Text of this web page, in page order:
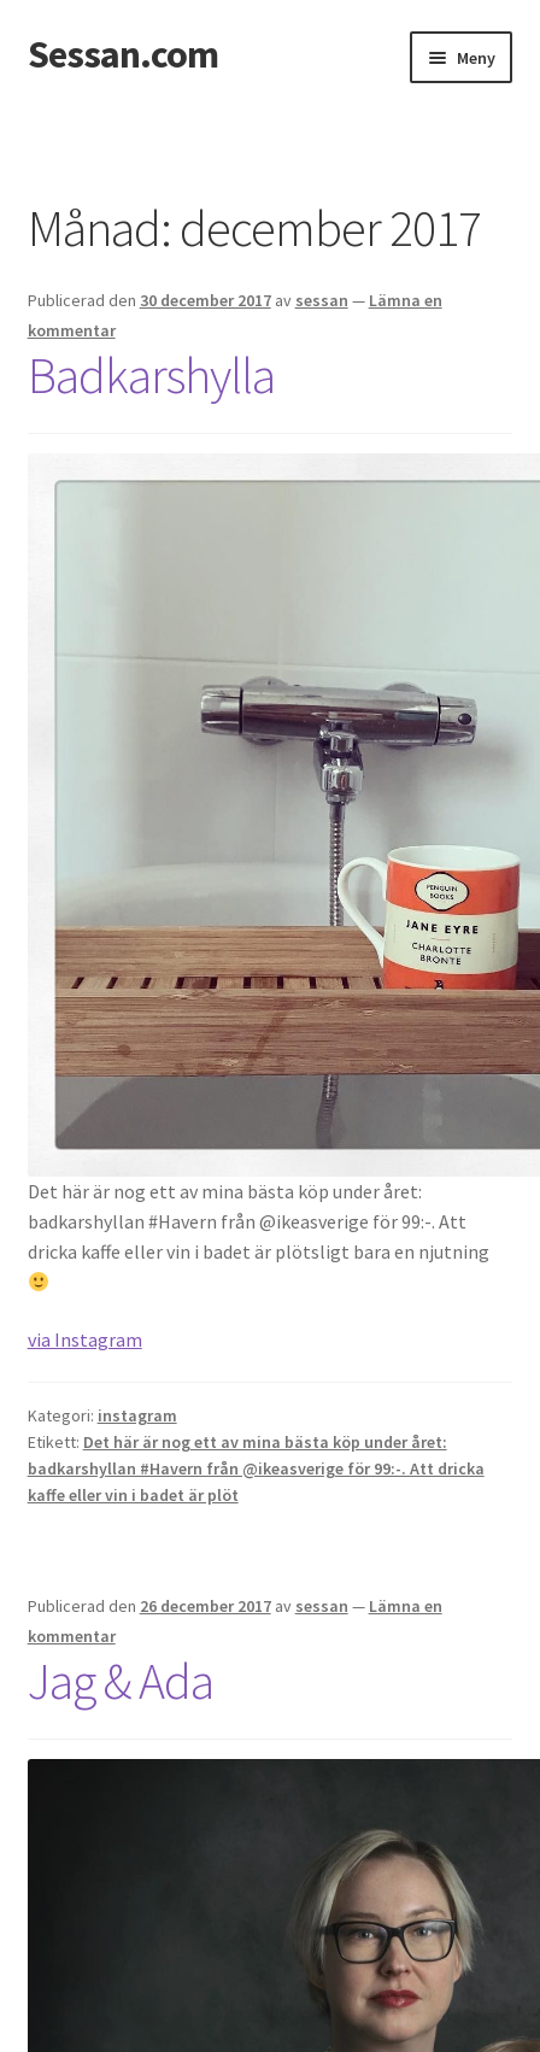
Hoppa
till
Hoppa
till
Sessan.com Meny
Integritetspolicy
Jessicas & Marcus bröllop
Ett helt fantastiskt bröllop!
Klädkod: Mörk kostym
Vigseln: Maria Magdalena Kyrka
Barn?
Önskelista
Önska musik
OSA
Kassa
Mitt konto
Om
Webbutik
Månad: december 2017
Publicerad den 30 december 2017 av sessan — Lämna en
kommentar
Badkarshylla
Det här är nog ett av mina bästa köp under året:
badkarshyllan #Havern från @ikeasverige för 99:-. Att
dricka kaffe eller vin i badet är plötsligt bara en njutning
via Instagram
Kategori: instagram
Etikett: Det här är nog ett av mina bästa köp under året:
badkarshyllan #Havern från @ikeasverige för 99:-. Att dricka
kaffe eller vin i badet är plöt
Publicerad den 26 december 2017 av sessan — Lämna en
kommentar
Jag & Ada